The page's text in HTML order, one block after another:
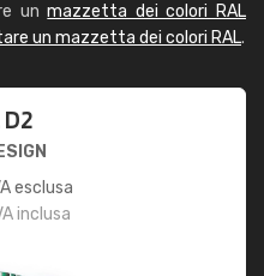
unmazzetta dei colori RAL
un mazzetta dei colori RAL.
esclusa
inclusa